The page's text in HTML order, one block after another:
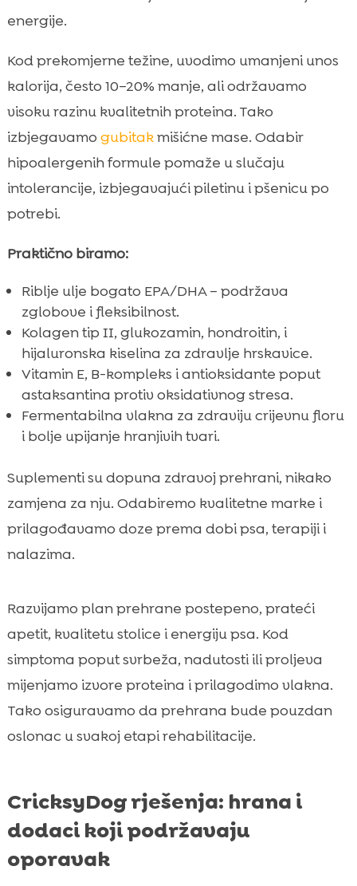
energije.
Kod prekomjerne težine, uvodimo umanjeni unos
kalorija, često 10–20% manje, ali održavamo
visoku razinu kvalitetnih proteina. Tako
izbjegavamo gubitakmišićne mase. Odabir
hipoalergenih formule pomaže u slučaju
intolerancije, izbjegavajući piletinu i pšenicu po
potrebi.
Praktično biramo:
Riblje ulje bogato EPA/DHA – podržava
zglobove i fleksibilnost.
Kolagen tip II, glukozamin, hondroitin, i
hijaluronska kiselina za zdravlje hrskavice.
Vitamin E, B-kompleks i antioksidante poput
astaksantina protiv oksidativnog stresa.
Fermentabilna vlakna za zdraviju crijevnu floru
i bolje upijanje hranjivih tvari.
Suplementi su dopuna zdravoj prehrani, nikako
zamjena za nju. Odabiremo kvalitetne marke i
prilagođavamo doze prema dobi psa, terapiji i
nalazima.
Razvijamo plan prehrane postepeno, prateći
apetit, kvalitetu stolice i energiju psa. Kod
simptoma poput svrbeža, nadutosti ili proljeva
mijenjamo izvore proteina i prilagodimo vlakna.
Tako osiguravamo da prehrana bude pouzdan
oslonac u svakoj etapi rehabilitacije.
CricksyDog rješenja: hrana i
dodaci koji podržavaju
oporavak